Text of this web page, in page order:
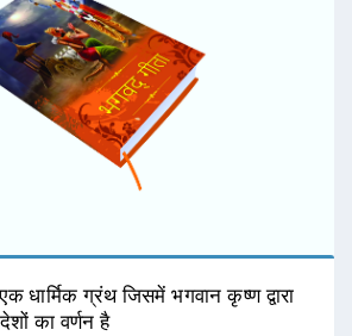
धार्मिक ग्रंथ जिसमें भगवान कृष्ण द्वारा
का वर्णन है